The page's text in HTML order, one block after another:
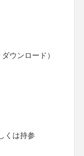
ウンロード）
くは持参